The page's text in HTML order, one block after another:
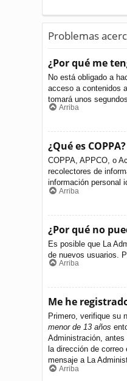
Problemas
¿Por qué me
No está obligado a
acceso a contenidos
tomará unos
Arriba
¿Qué es
COPPA, APPCO, o
recolectores de
información personal
Arriba
¿Por qué no
Es posible que La
de nuevos usuarios.
Arriba
Me he
Primero, verifique su
menor de 13 años
Administración,
la dirección de
mensaje a La
Arriba